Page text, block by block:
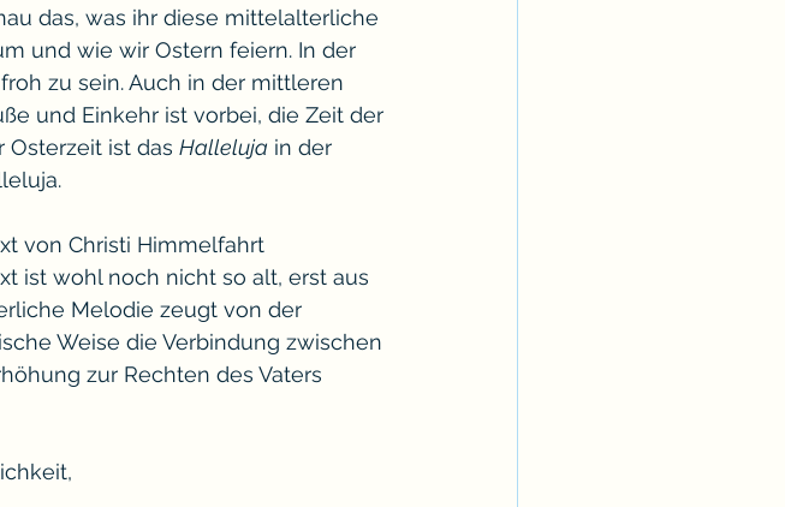
das, was ihr diese mittelalterliche
und wie wir Ostern feiern. In der
zu sein. Auch in der mittleren
und Einkehr ist vorbei, die Zeit der
Osterzeit ist das Halleluja in der
von Christi Himmelfahrt
ist wohl noch nicht so alt, erst aus
Melodie zeugt von der
Weise die Verbindung zwischen
zur Rechten des Vaters